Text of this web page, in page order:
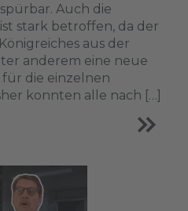
Auch die
stark betroffen, da der
aus der
anderem eine neue
die einzelnen
konnten alle nach […]